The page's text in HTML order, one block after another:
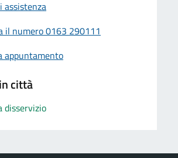
assistenza
il numero 0163 290111
appuntamento
città
disservizio